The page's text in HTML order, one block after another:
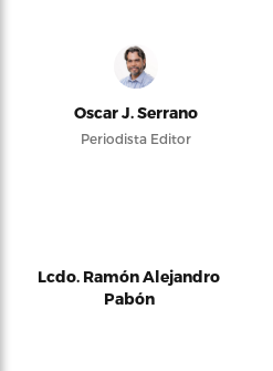
Oscar J. Serrano
Periodista Editor
Lcdo. Ramón Alejandro
Pabón